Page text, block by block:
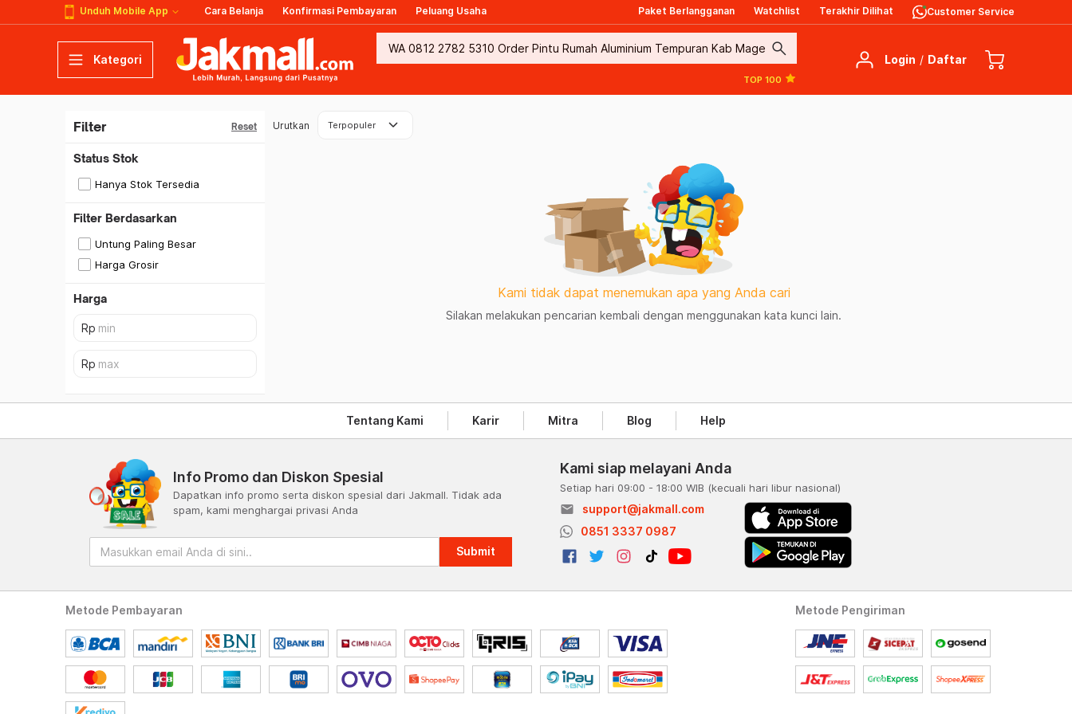
Unduh Mobile App Cara Belanja Konfirmasi Pembayaran Peluang Usaha Paket Berlangganan Watchlist Terakhir Dilihat Customer Service
Kategori search
TOP 100
Login / Daftar
Filter Reset
Status Stok
Hanya Stok Tersedia
Filter Berdasarkan
Untung Paling Besar
Harga Grosir
Harga
Urutkan Terpopuler keyboard_arrow_down
Kami tidak dapat menemukan apa yang Anda cari
Silakan melakukan pencarian kembali dengan menggunakan kata kunci lain.
Tentang Kami Karir Mitra Blog Help
Info Promo dan Diskon Spesial
Dapatkan info promo serta diskon spesial dari Jakmall. Tidak ada
spam, kami menghargai privasi Anda
Submit
Kami siap melayani Anda
Setiap hari 09:00 - 18:00 WIB (kecuali hari libur nasional)
email
support@jakmall.com
0851 3337 0987
Metode Pembayaran Metode Pengiriman